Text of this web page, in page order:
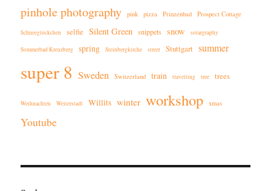
pinhole photography pink pizza Prinzenbad Prospect Cottage
Schneeglöckchen selfie Silent Green snippets snow solargraphy
Sommerbad Kreuzberg spring Steinbergkirche street Stuttgart summer
super 8 Sweden Switzerland train travelling tree trees
Weihnachten Weiterstadt Willits winter workshop xmas
Youtube